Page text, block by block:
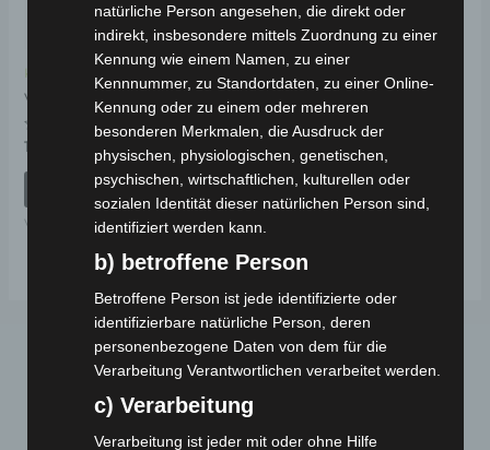
Kostenloser Versand
VS1 BATTERIEHALTER
Bewertet
0
19,00
IN DEN WARENKORB
VS1
natürliche Person angesehen, die direkt oder
indirekt, insbesondere mittels Zuordnung zu einer
Kennung wie einem Namen, zu einer
Kennnummer, zu Standortdaten, zu einer Online-
Kennung oder zu einem oder mehreren
besonderen Merkmalen, die Ausdruck der
physischen, physiologischen, genetischen,
psychischen, wirtschaftlichen, kulturellen oder
sozialen Identität dieser natürlichen Person sind,
identifiziert werden kann.
b) betroffene Person
Betroffene Person ist jede identifizierte oder
identifizierbare natürliche Person, deren
personenbezogene Daten von dem für die
Verarbeitung Verantwortlichen verarbeitet werden.
c) Verarbeitung
Verarbeitung ist jeder mit oder ohne Hilfe